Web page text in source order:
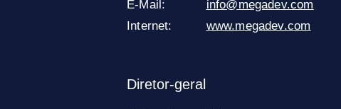
E-Mail:
Internet:
info@megadev.com
www.megadev.com
Diretor-geral